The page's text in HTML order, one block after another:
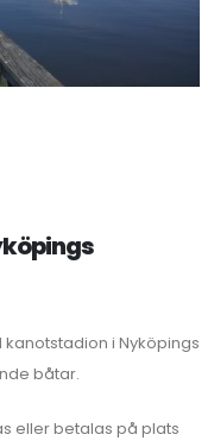
i Nyköpings
båtar.
eller betalas på plats